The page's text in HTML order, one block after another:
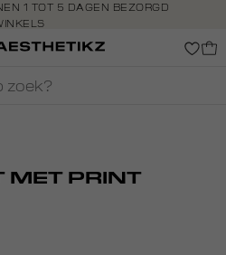
1 TOT 5 DAGEN BEZORGD
DAGEN IN DE WINKEL
RIVERTY, APPLE PAY &
MET PRINT